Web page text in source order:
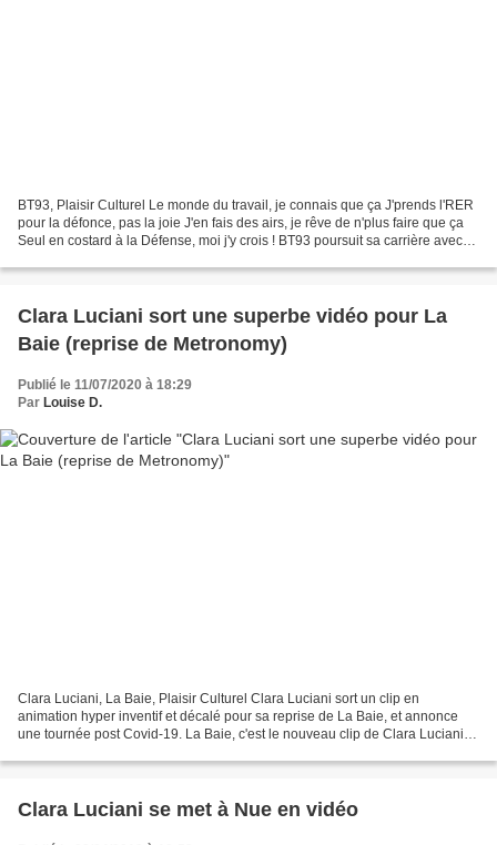
BT93, Plaisir Culturel Le monde du travail, je connais que ça J'prends l'RER
pour la défonce, pas la joie J'en fais des airs, je rêve de n'plus faire que ça
Seul en costard à la Défense, moi j'y crois ! BT93 poursuit sa carrière avec
Clara Luciani sort une superbe vidéo pour La
Baie (reprise de Metronomy)
Publié le 11/07/2020 à 18:29
Par Louise D.
Clara Luciani, La Baie, Plaisir Culturel Clara Luciani sort un clip en
animation hyper inventif et décalé pour sa reprise de La Baie, et annonce
une tournée post Covid-19. La Baie, c'est le nouveau clip de Clara Luciani
Clara Luciani se met à Nue en vidéo